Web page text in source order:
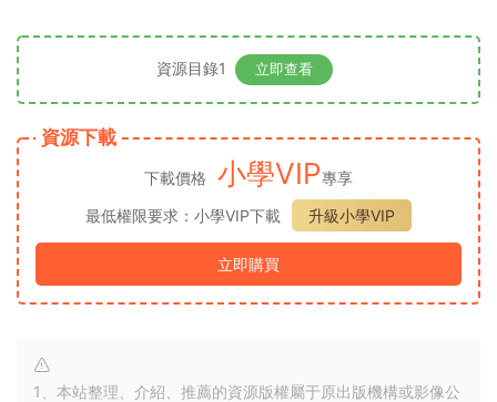
資源目錄1 立即查看
資源下載
下載價格 小學VIP專享
最低權限要求：小學VIP下載
升級小學VIP
立即購買
1、本站整理、介紹、推薦的資源版權屬于原出版機構或影像公